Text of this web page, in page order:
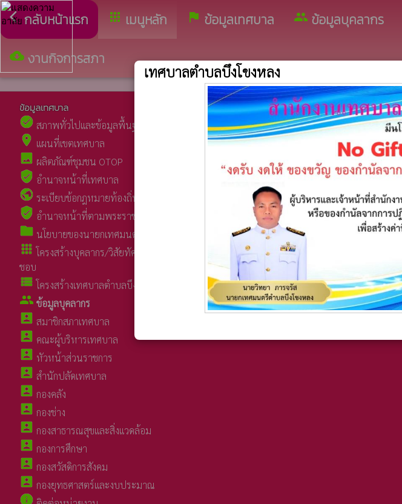
arrow_back_iosกลับหน้าแรก apps เมนูหลัก assistant_photo ข้อมูลเทศบาล group ข้อมูลบุคลากร
cloud_download งานกิจการสภา
ข้อมูลเทศบาล
check_circle สภาพทั่วไปและข้อมูลพื้นฐานเทศบาล
place แผนที่เขตเทศบาล
image ผลิตภัณฑ์ชุมชน OTOP
verified_user อำนาจหน้าที่เทศบาล
public ระเบียบข้อกฎหมายท้องถิ่น
verified_user อำนาจหน้าที่ตามพระราชบัญญัติเทศบาล
folder นโยบายของนายกเทศมนตรีตำบลบึงโขงหลง
apps โครงสร้างบุคลากร/วิสัยทัศน์/หน้าที่รับผิด
ชอบ
view_list โครงสร้างเทศบาลตำบลบึงโขงหลง
group ข้อมูลบุคลากร
account_box สมาชิกสภาเทศบาล
account_box คณะผู้บริหารเทศบาล
account_box หัวหน้าส่วนราชการ
account_box สำนักปลัดเทศบาล
account_box กองคลัง
account_box กองช่าง
account_box กองสาธารณสุขและสิ่งแวดล้อม
account_box กองการศึกษา
account_box กองสวัสดิการสังคม
account_box กองยุทธศาสตร์และงบประมาณ
info
ข่าวประชาสัมพันธ์
insert_drive_fileข่าวประชาสัมพันธ์
spaป้ายประชาสัมพันธ์
กฎหมายน่ารู้ในชีวิตประจำวัน
folder ช่องทางการติดต่อ/การสืบค้นเพื่อการเรียนรู้
เทศบาลตำบลบึงโขงหลง